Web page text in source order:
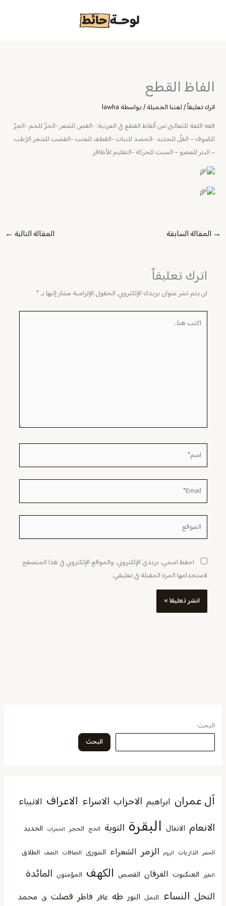
الفاظ القطع
اترك تعليقاً/لغتنا الجميلة/ بواسطة lawha
فقه اللغة للثعالبي:من ألفاظ القطع في ‎العربية: -القص للشعر -الحزّ للحم -الجزّ
للصّوف – الفلّ للحديد -الحصد للنبات -القطف للعنب -القضب للشجر الرّطب
– البتر للعضو – السبت للحركة -التقليم للأظافر
→ المقالة السابقة المقالة التالية ←
اترك تعليقاً
لن يتم نشر عنوان بريدك الإلكتروني. الحقول الإلزامية مشار إليها بـ*
اسم*
Email*
الموقع
احفظ اسمي، بريدي الإلكتروني، والموقع الإلكتروني في هذا المتصفح
لاستخدامها المرة المقبلة في تعليقي.
البحث
البحث
آل عمران ابراهيم الاحزاب الاسراء الاعراف الانبياء
الانعام الانفال البقرة التوبة الحج الحجر الحجرات الحديد
الحشر الذاريات الروم الزمر الشعراء الشورى الصافات الصف الطلاق
الطور العنكبوت الفرقان القصص الكهف المؤمنون المائدة
النحل النساء النمل النور طه غافر فاطر فصلت ق محمد